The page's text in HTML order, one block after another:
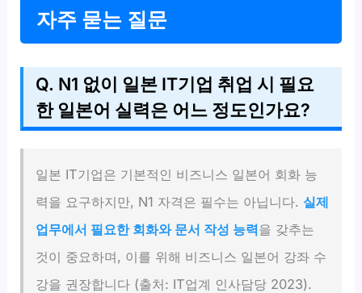
자주 묻는 질문
Q. N1 없이 일본 IT기업 취업 시 필요
한 일본어 실력은 어느 정도인가요?
일본 IT기업은 기본적인 비즈니스 일본어 회화 능
력을 요구하지만, N1 자격은 필수는 아닙니다. 실제
업무에서 필요한 회화와 문서 작성 능력을 갖추는
것이 중요하며, 이를 위해 비즈니스 일본어 강좌 수
강을 권장합니다 (출처: IT업계 인사담당 2023).